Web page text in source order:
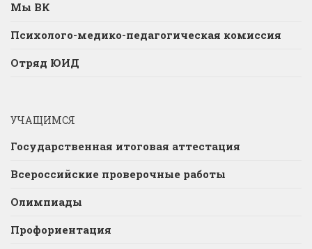
Мы ВК
Психолого-медико-педагогическая комиссия
Отряд ЮИД
УЧАЩИМСЯ
Государственная итоговая аттестация
Всероссийские проверочные работы
Олимпиады
Профориентация